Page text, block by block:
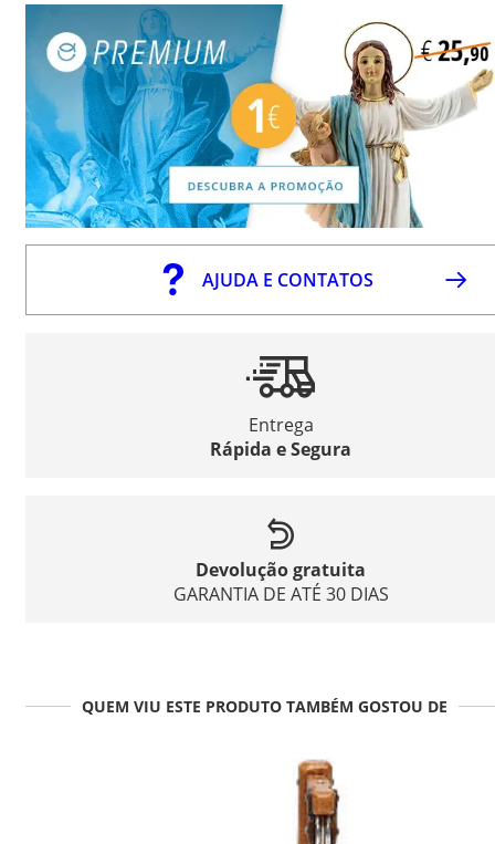
AJUDA E CONTATOS
Entrega
Rápida e Segura
Devolução gratuita
GARANTIA DE ATÉ 30 DIAS
QUEM VIU ESTE PRODUTO TAMBÉM GOSTOU DE